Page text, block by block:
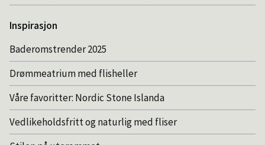
Inspirasjon
Baderomstrender 2025
Drømmeatrium med flisheller
Våre favoritter: Nordic Stone Islanda
Vedlikeholdsfritt og naturlig med fliser